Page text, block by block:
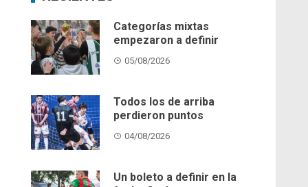
Categorías mixtas
empezaron a definir
05/08/2026
Todos los de arriba
perdieron puntos
04/08/2026
Un boleto a definir en la